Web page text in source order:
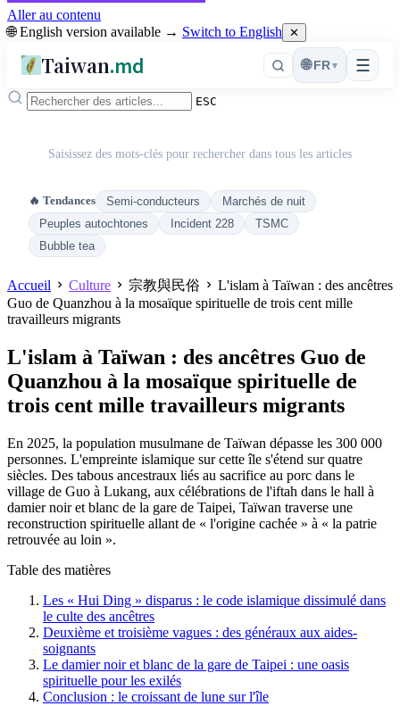
Aller au contenu
🌐 English version available → Switch to English ✕
Taiwan.md ☰
🌐 FR ▾
ESC
Saisissez des mots-clés pour rechercher dans tous les articles
🔥 Tendances Semi-conducteurs
Marchés de nuit
Peuples autochtones
Incident 228
TSMC
Bubble tea
Accueil Culture 宗教與民俗
L'islam à Taïwan : des ancêtres
Guo de Quanzhou à la mosaïque spirituelle de trois cent mille
travailleurs migrants
L'islam à Taïwan : des ancêtres Guo de
Quanzhou à la mosaïque spirituelle de
trois cent mille travailleurs migrants
En 2025, la population musulmane de Taïwan dépasse les 300 000
personnes. L'empreinte islamique sur cette île s'étend sur quatre
siècles. Des tabous ancestraux liés au sacrifice au porc dans le
village de Guo à Lukang, aux célébrations de l'iftah dans le hall à
damier noir et blanc de la gare de Taipei, Taïwan traverse une
reconstruction spirituelle allant de « l'origine cachée » à « la patrie
retrouvée au loin ».
Table des matières
Les « Hui Ding » disparus : le code islamique dissimulé dans
le culte des ancêtres
Deuxième et troisième vagues : des généraux aux aides-
soignants
Le damier noir et blanc de la gare de Taipei : une oasis
spirituelle pour les exilés
Conclusion : le croissant de lune sur l'île